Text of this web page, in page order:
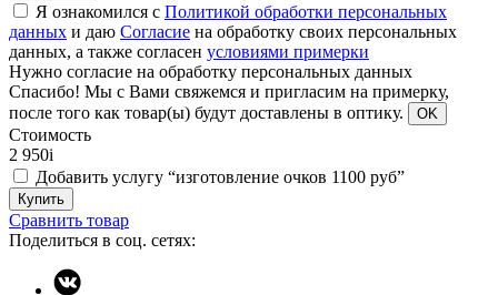
Я ознакомился с Политикой обработки персональных
данных и даю Согласие на обработку своих персональных
данных, а также согласен условиями примерки
Нужно согласие на обработку персональных данных
Спасибо! Мы с Вами свяжемся и пригласим на примерку,
после того как товар(ы) будут доставлены в оптику.
OK
Стоимость
2 950i
Добавить услугу “изготовление очков 1100 руб”
Купить
Сравнить товар
Поделиться в соц. сетях: